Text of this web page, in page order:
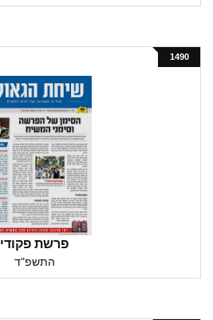
1490
פרשת פקודי
התשפ"ד